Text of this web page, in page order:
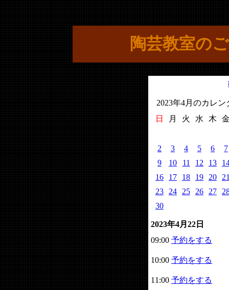
陶芸教室の
2023年4月のカレン
日
月 火 水 木
2 3 4 5 6
7
9
10 11 12 13
16
17 18 19 20
23
24 25 26 27
30
2023年4月22日
09:00 予約をする
10:00 予約をする
11:00 予約をする